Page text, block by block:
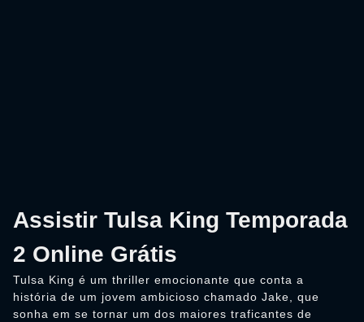
Assistir Tulsa King Temporada
2 Online Grátis
Tulsa King é um thriller emocionante que conta a
história de um jovem ambicioso chamado Jake, que
sonha em se tornar um dos maiores traficantes de